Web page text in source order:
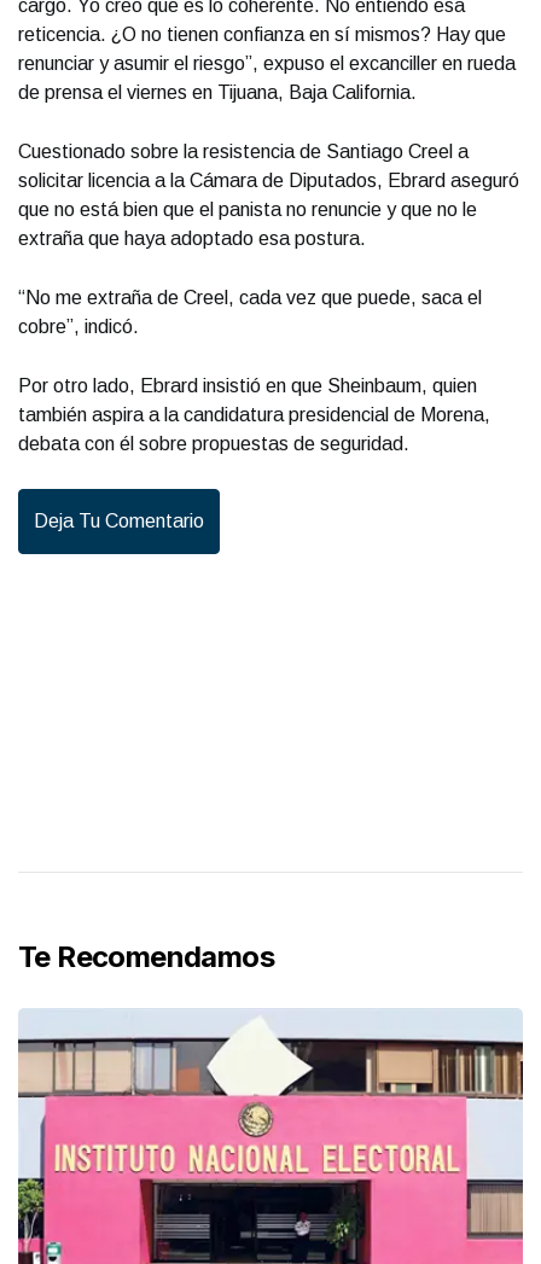
cargo. Yo creo que es lo coherente. No entiendo esa
reticencia. ¿O no tienen confianza en sí mismos? Hay que
renunciar y asumir el riesgo”, expuso el excanciller en rueda
de prensa el viernes en Tijuana, Baja California.
Cuestionado sobre la resistencia de Santiago Creel a
solicitar licencia a la Cámara de Diputados, Ebrard aseguró
que no está bien que el panista no renuncie y que no le
extraña que haya adoptado esa postura.
“No me extraña de Creel, cada vez que puede, saca el
cobre”, indicó.
Por otro lado, Ebrard insistió en que Sheinbaum, quien
también aspira a la candidatura presidencial de Morena,
debata con él sobre propuestas de seguridad.
Deja Tu Comentario
Te Recomendamos